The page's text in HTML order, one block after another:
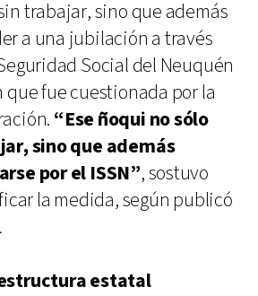
trabajar, sino que además
a una jubilación a través
Social del Neuquén
que fue cuestionada por la
“Ese ñoqui no sólo
sino que además
por el ISSN”, sostuvo
la medida, según publicó
estatal